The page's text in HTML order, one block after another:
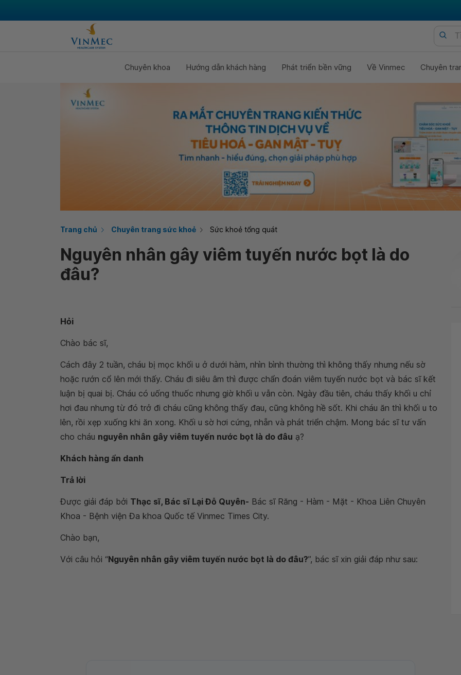
Chuyên khoa Hướng dẫn khách hàng Phát triển bền vững Về Vinmec Chuyên
Trang chủ Chuyên trang sức khoẻ Sức khoẻ tổng quát
Nguyên nhân gây viêm tuyến nước bọt là do
đâu?
Hỏi
Chào bác sĩ,
Cách đây 2 tuần, cháu bị mọc khối u ở dưới hàm, nhìn bình thường thì không thấy nhưng nếu sờ
hoặc rướn cổ lên mới thấy. Cháu đi siêu âm thì được chẩn đoán viêm tuyến nước bọt và bác sĩ kết
luận bị quai bị. Cháu có uống thuốc nhưng giờ khối u vẫn còn. Ngày đầu tiên, cháu thấy khối u chỉ
hơi đau nhưng từ đó trở đi cháu cũng không thấy đau, cũng không hề sốt. Khi cháu ăn thì khối u to
lên, rồi xẹp xuống khi ăn xong. Khối u sờ hơi cứng, nhẵn và phát triển chậm. Mong bác sĩ tư vấn
cho cháu nguyên nhân gây viêm tuyến nước bọt là do đâu ạ?
Khách hàng ẩn danh
Trả lời
Được giải đáp bởi Thạc sĩ, Bác sĩ Lại Đỗ Quyên- Bác sĩ Răng - Hàm - Mặt - Khoa Liên Chuyên
Khoa - Bệnh viện Đa khoa Quốc tế Vinmec Times City.
Chào bạn,
Với câu hỏi “Nguyên nhân gây viêm tuyến nước bọt là do đâu?”, bác sĩ xin giải đáp như sau: